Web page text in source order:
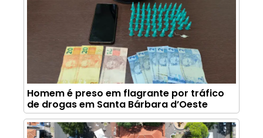
Homem é preso em flagrante por tráfico
de drogas em Santa Bárbara d’Oeste